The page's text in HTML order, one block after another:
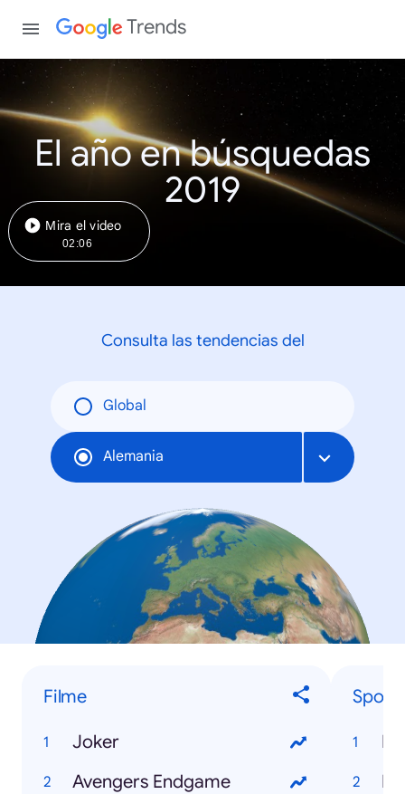
Trends
El año en búsquedas
2019
Mira el video
02:06
Consulta las tendencias del
Global
Alemania
Filme
Joker
Avengers Endgame